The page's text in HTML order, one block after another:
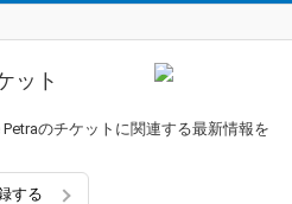
ット
のチケットに関連する最新情報を
する